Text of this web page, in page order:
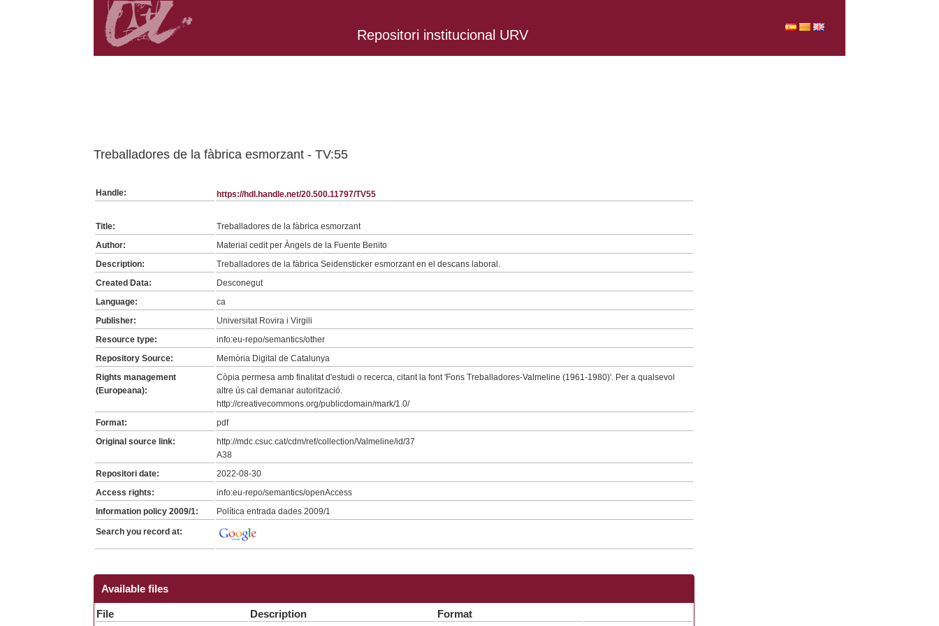
Repositori institucional URV
Treballadores de la fàbrica esmorzant - TV:55
Handle: https://hdl.handle.net/20.500.11797/TV55
Title:
Treballadores de la fàbrica esmorzant
Author:
Material cedit per Àngels de la Fuente Benito
Description:
Treballadores de la fàbrica Seidensticker esmorzant en el descans laboral.
Created Data:
Desconegut
Language:
ca
Publisher:
Universitat Rovira i Virgili
Resource type:
info:eu-repo/semantics/other
Repository Source:
Memòria Digital de Catalunya
Rights management
(Europeana):
Còpia permesa amb finalitat d'estudi o recerca, citant la font 'Fons Treballadores-Valmeline (1961-1980)'. Per a qualsevol
altre ús cal demanar autorització.
http://creativecommons.org/publicdomain/mark/1.0/
Format:
pdf
Original source link:
http://mdc.csuc.cat/cdm/ref/collection/Valmeline/id/37
A38
Repositori date:
2022-08-30
Access rights:
info:eu-repo/semantics/openAccess
Information policy 2009/1:
Política entrada dades 2009/1
Search you record at:
Available files
File Description Format